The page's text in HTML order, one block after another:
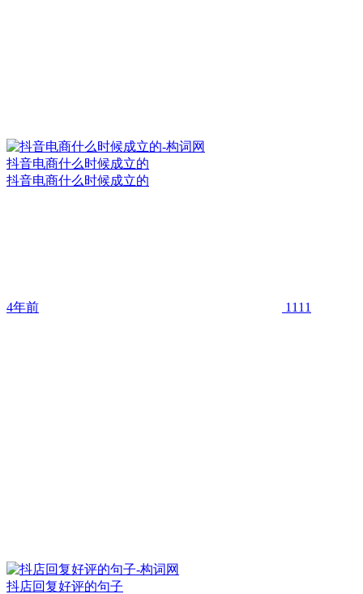
抖音电商什么时候成立的
抖音电商什么时候成立的
4年前 1111
抖店回复好评的句子